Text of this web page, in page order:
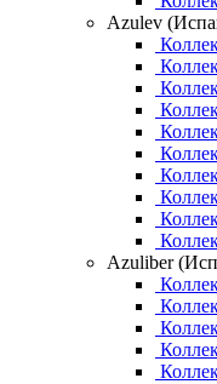
Azulev
Azuliber